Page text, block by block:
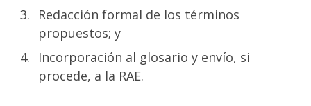
Redacción formal de los términos
propuestos; y
Incorporación al glosario y envío, si
procede, a la RAE.